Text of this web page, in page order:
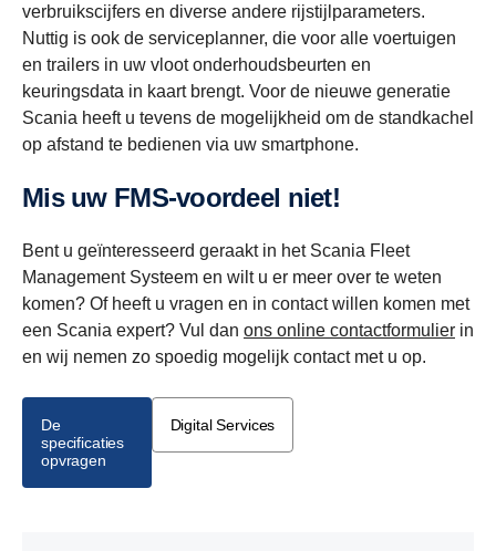
verbruikscijfers en diverse andere rijstijlparameters.
Nuttig is ook de serviceplanner, die voor alle voertuigen
en trailers in uw vloot onderhoudsbeurten en
keuringsdata in kaart brengt. Voor de nieuwe generatie
Scania heeft u tevens de mogelijkheid om de standkachel
op afstand te bedienen via uw smartphone.
Mis uw FMS-voordeel niet!
Bent u geïnteresseerd geraakt in het Scania Fleet
Management Systeem en wilt u er meer over te weten
komen? Of heeftu vragen en in contact willen komen met
een Scania expert? Vul dan ons online contactformulier in
en wij nemen zo spoedig mogelijk contact met u op.
De
specificaties
opvragen
Digital Services